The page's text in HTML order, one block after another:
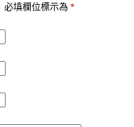
必填欄位標示為 *